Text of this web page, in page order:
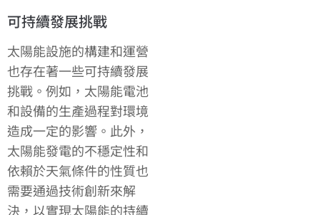
可持續發展挑戰
太陽能設施的構建和運營
也存在著一些可持續發展
挑戰。例如，太陽能電池
和設備的生產過程對環境
造成一定的影響。此外，
太陽能發電的不穩定性和
依賴於天氣條件的性質也
需要通過技術創新來解
決，以實現太陽能的持續